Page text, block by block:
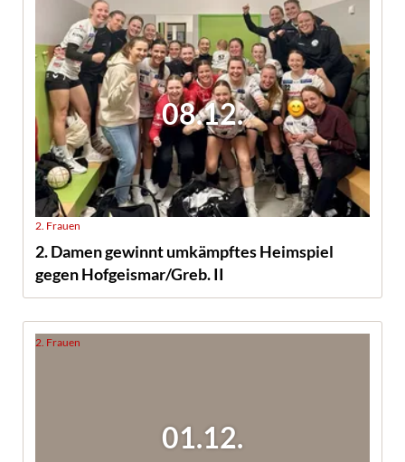
08.12.
2. Frauen
2. Damen gewinnt umkämpftes Heimspiel
gegen Hofgeismar/Greb. II
01.12.
2. Frauen